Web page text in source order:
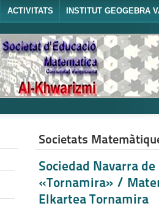
ACTIVITATS INSTITUT GEOGEBRA
Societats
Sociedad Navarra
«Tornamira» /
Elkartea Tornamira